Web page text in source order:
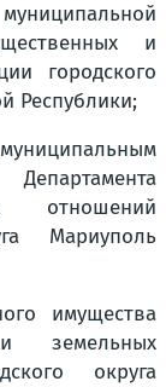
и
городского
Республики;
отношений
Мариуполь
имущества
земельных
округа